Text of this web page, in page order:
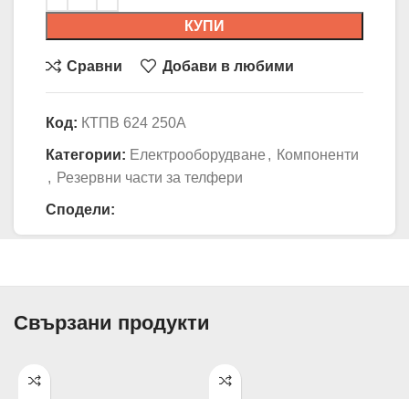
КУПИ
Сравни Добави в любими
Код: КТПВ 624 250А
Категории: Електрооборудване , Компоненти
, Резервни части за телфери
Сподели:
Свързани продукти